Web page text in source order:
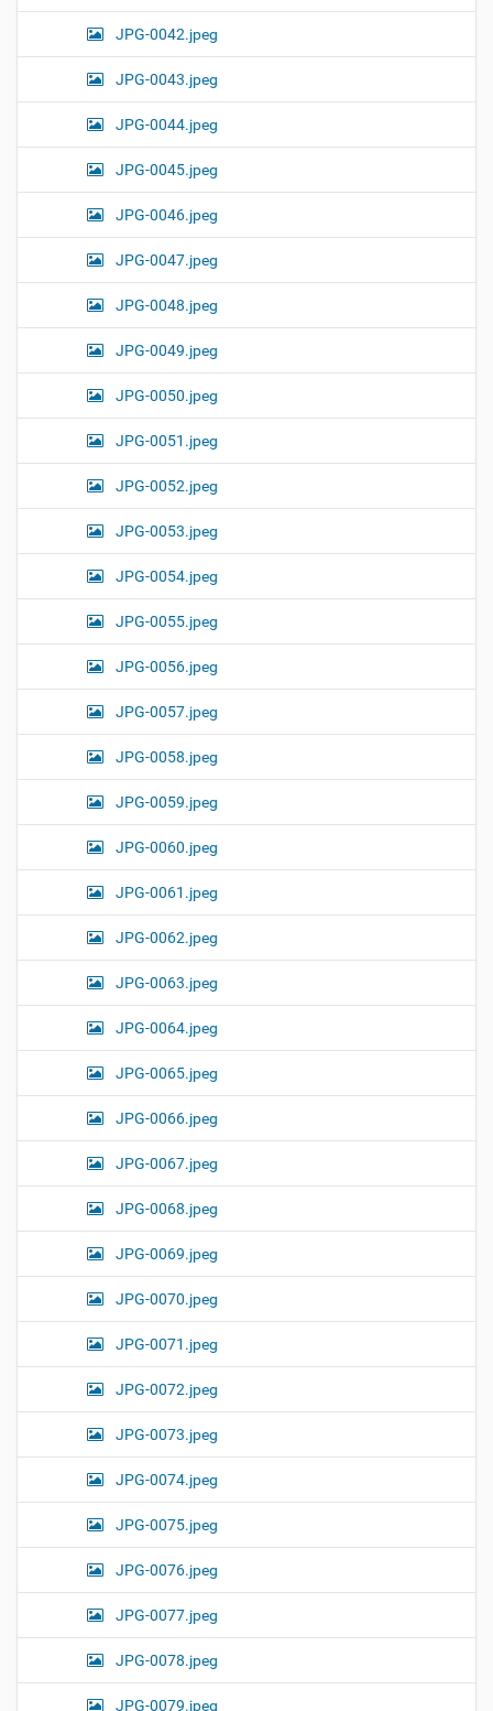
JPG-0042.jpeg
JPG-0043.jpeg
JPG-0044.jpeg
JPG-0045.jpeg
JPG-0046.jpeg
JPG-0047.jpeg
JPG-0048.jpeg
JPG-0049.jpeg
JPG-0050.jpeg
JPG-0051.jpeg
JPG-0052.jpeg
JPG-0053.jpeg
JPG-0054.jpeg
JPG-0055.jpeg
JPG-0056.jpeg
JPG-0057.jpeg
JPG-0058.jpeg
JPG-0059.jpeg
JPG-0060.jpeg
JPG-0061.jpeg
JPG-0062.jpeg
JPG-0063.jpeg
JPG-0064.jpeg
JPG-0065.jpeg
JPG-0066.jpeg
JPG-0067.jpeg
JPG-0068.jpeg
JPG-0069.jpeg
JPG-0070.jpeg
JPG-0071.jpeg
JPG-0072.jpeg
JPG-0073.jpeg
JPG-0074.jpeg
JPG-0075.jpeg
JPG-0076.jpeg
JPG-0077.jpeg
JPG-0078.jpeg
JPG-0079.jpeg